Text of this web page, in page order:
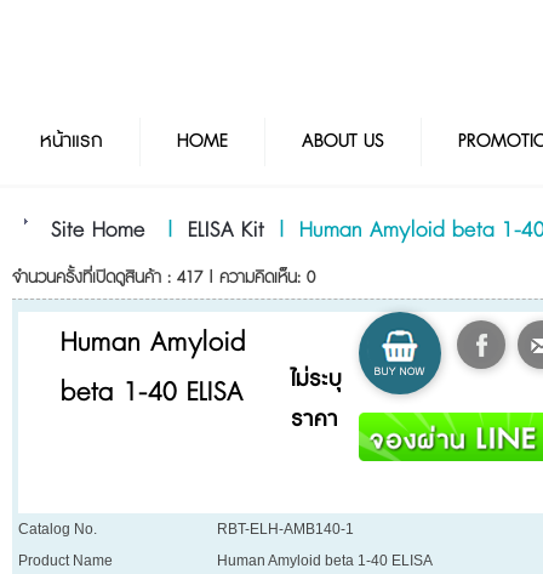
หน้าแรก HOME ABOUT US
Site Home | ELISA Kit | Human Amyloid beta 1-40
จำนวนครั้งที่เปิดดูสินค้า : 417 | ความคิดเห็น: 0
Human Amyloid
beta 1-40 ELISA
ไม่ระบุ
ราคา
Catalog No.
RBT-ELH-AMB140-1
Product Name
Human Amyloid beta 1-40 ELISA